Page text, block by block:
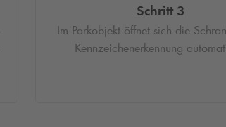
Schritt 3
Im Parkobjekt öffnet sich die
Kennzeichenerkennung